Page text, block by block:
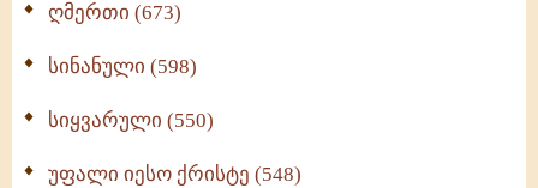
ღმერთი (673)
სინანული (598)
სიყვარული (550)
უფალი იესო ქრისტე (548)